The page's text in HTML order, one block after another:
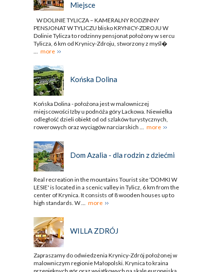
Miejsce
W DOLINIE TYLICZA – KAMERALNY RODZINNY
PENSJONAT W TYLICZU blisko KRYNICY-ZDROJU W
Dolinie Tylicza to rodzinny pensjonat położony w sercu
Tylicza, 6 km od Krynicy-Zdroju, stworzony z myśl�
... more
Końska Dolina
Końska Dolina - położona jest w malowniczej
miejscowości Izby u podnóża góry Lackowa. Niewielka
odległość dzieli obiekt od od szlaków turystycznych,
rowerowych oraz wyciągów narciarskich ... more
Dom Azalia - dla rodzin z dziećmi
Real recreation in the mountains Tourist site 'DOMKI W
LESIE' is located in a scenic valley in Tylicz, 6 km from the
center of Krynica. It consists of 8 wooden houses up to
high standards. W ... more
WILLA ZDRÓJ
Zapraszamy do odwiedzenia Krynicy-Zdrój położonej w
malowniczym regionie Małopolski. Krynica to kraina